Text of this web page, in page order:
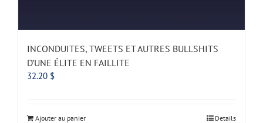
INCONDUITES, TWEETS ET AUTRES BULLSHITS
D’UNE ÉLITE EN FAILLITE
32.20 $
Ajouter au panier Details